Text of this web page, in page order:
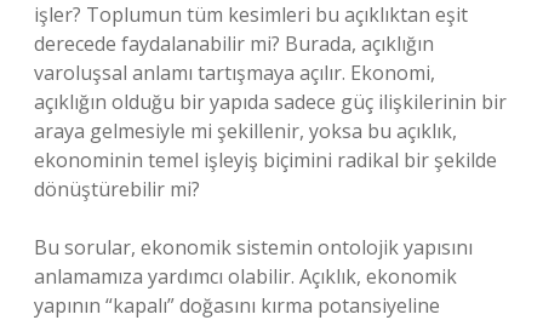
işler? Toplumun tüm kesimleri bu açıklıktan eşit
derecede faydalanabilir mi? Burada, açıklığın
varoluşsal anlamı tartışmaya açılır. Ekonomi,
açıklığın olduğu bir yapıda sadece güç ilişkilerinin bir
araya gelmesiyle mi şekillenir, yoksa bu açıklık,
ekonominin temel işleyiş biçimini radikal bir şekilde
dönüştürebilir mi?
Bu sorular, ekonomik sistemin ontolojik yapısını
anlamamıza yardımcı olabilir. Açıklık, ekonomik
yapının “kapalı” doğasını kırma potansiyeline